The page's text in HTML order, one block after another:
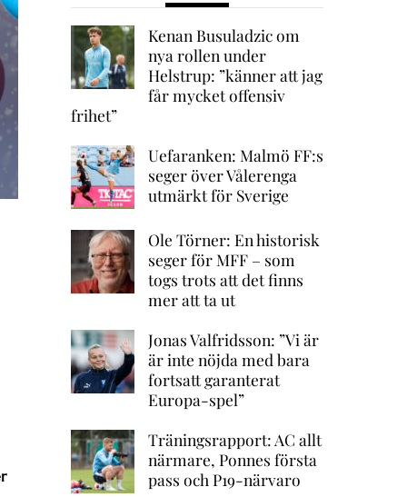
Kenan Busuladzic om
nya rollen under
Helstrup: ”känner att jag
får mycket offensiv
frihet”
Uefaranken: Malmö FF:s
seger över Vålerenga
utmärkt för Sverige
Ole Törner: En historisk
seger för MFF – som
togs trots att det finns
mer att ta ut
Jonas Valfridsson: ”Vi är
är inte nöjda med bara
fortsatt garanterat
Europa-spel”
Träningsrapport: AC allt
närmare, Ponnes första
pass och P19-närvaro